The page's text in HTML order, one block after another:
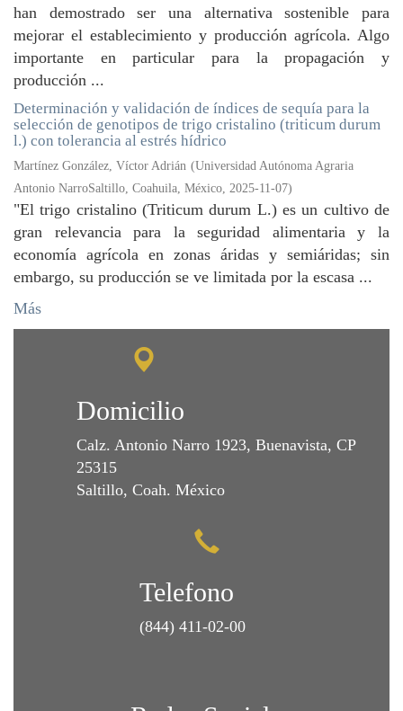
han demostrado ser una alternativa sostenible para
mejorar el establecimiento y producción agrícola. Algo
importante en particular para la propagación y
producción ...
Determinación y validación de índices de sequía para la
selección de genotipos de trigo cristalino (triticum durum
l.) con tolerancia al estrés hídrico
Martínez González, Víctor Adrián (Universidad Autónoma Agraria
Antonio NarroSaltillo, Coahuila, México, 2025-11-07)
"El trigo cristalino (Triticum durum L.) es un cultivo de
gran relevancia para la seguridad alimentaria y la
economía agrícola en zonas áridas y semiáridas; sin
embargo, su producción se ve limitada por la escasa ...
Más
Domicilio
Calz. Antonio Narro 1923, Buenavista, CP
25315
Saltillo, Coah. México
Telefono
(844) 411-02-00